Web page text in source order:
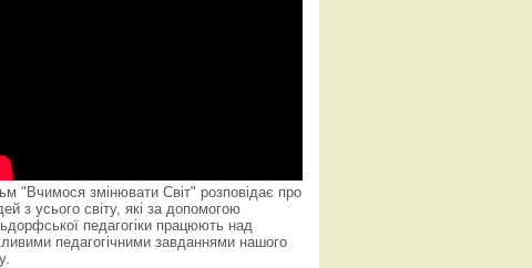
"Вчимося змінювати Світ" розповідає про
з усього світу, які за допомогою
педагогіки працюють над
педагогічними завданнями нашого